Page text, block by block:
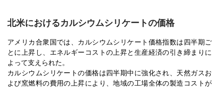
北米におけるカルシウムシリケートの価格
アメリカ合衆国では、カルシウムシリケート価格指数は四半期ご
とに上昇し、エネルギーコストの上昇と生産経済の引き締まりに
よって支えられた。
カルシウムシリケートの価格は四半期中に強化され、天然ガスお
よび窯燃料の費用の上昇により、地域の工場全体の製造コストが